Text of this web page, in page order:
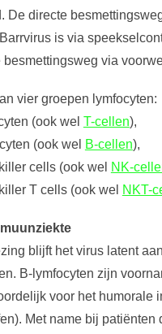
De directe
is via
besmettingsweg via
vier groepen lymfocyten:
(ook wel T-cellen),
(ook wel B-cellen),
cells (ook wel NK-
T cells (ook wel NKT-
blijft het virus latent
B-lymfocyten zijn
voor het humorale
Met name bij patiënten